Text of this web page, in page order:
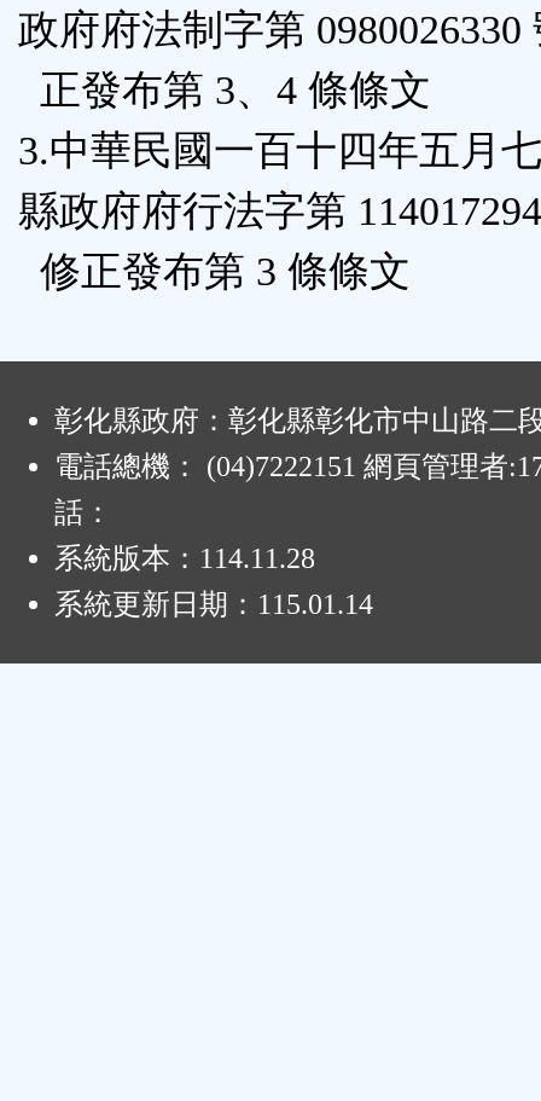
政府府法制字第 0980026330
正發布第 3、4 條條文
3.中華民國一百十四年五月
縣政府府行法字第
修正發布第 3 條條文
彰化縣政府：彰化縣彰化市中山路二
電話總機： (04)7222151 網頁管理者
話：
系統版本： 114.11.28
系統更新日期： 115.01.14